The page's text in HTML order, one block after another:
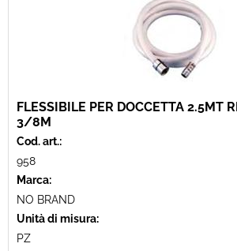
FLESSIBILE PER DOCCETTA 2.5MT
3/8M
Cod. art.:
958
Marca:
NO BRAND
Unità di misura:
PZ